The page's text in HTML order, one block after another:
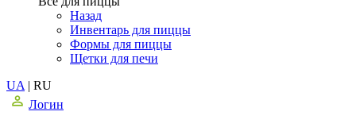
Назад
Инвентарь для пиццы
Формы для пиццы
Щетки для печи
UA | RU
Логин